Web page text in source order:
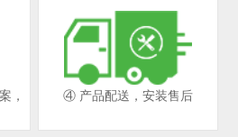
，
④ 产品配送，安装售后